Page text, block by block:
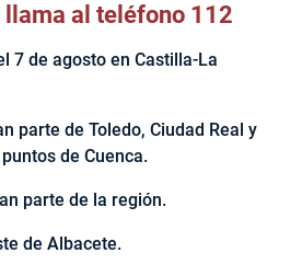
llama al teléfono 112
7 de agosto en Castilla-La
parte de Toledo, Ciudad Real y
de Cuenca.
parte de la región.
de Albacete.